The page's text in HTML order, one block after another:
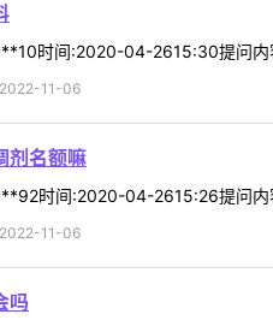
时间:2020-04-2615:30提问内
11-06
剂名额嘛
时间:2020-04-2615:26提问
11-06
吗